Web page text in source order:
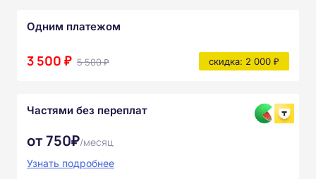
Одним платежом
3 500 ₽ 5 500 ₽ скидка: 2 000 ₽
Частями без переплат
от 750₽/месяц
Узнать подробнее